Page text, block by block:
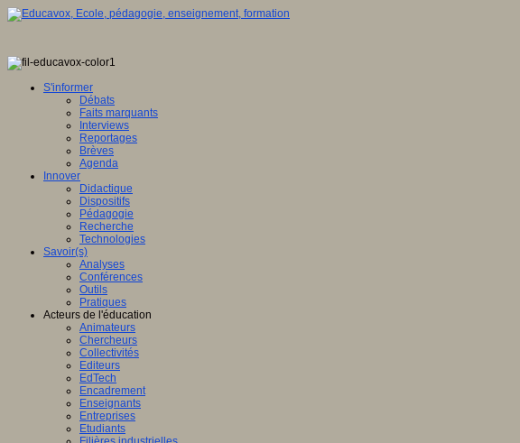
S'informer
Débats
Faits marquants
Interviews
Reportages
Brèves
Agenda
Innover
Didactique
Dispositifs
Pédagogie
Recherche
Technologies
Savoir(s)
Analyses
Conférences
Outils
Pratiques
Acteurs de l'éducation
Animateurs
Chercheurs
Collectivités
Editeurs
EdTech
Encadrement
Enseignants
Entreprises
Etudiants